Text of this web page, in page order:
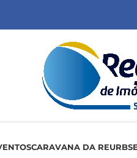
CARAVANA DA REURB